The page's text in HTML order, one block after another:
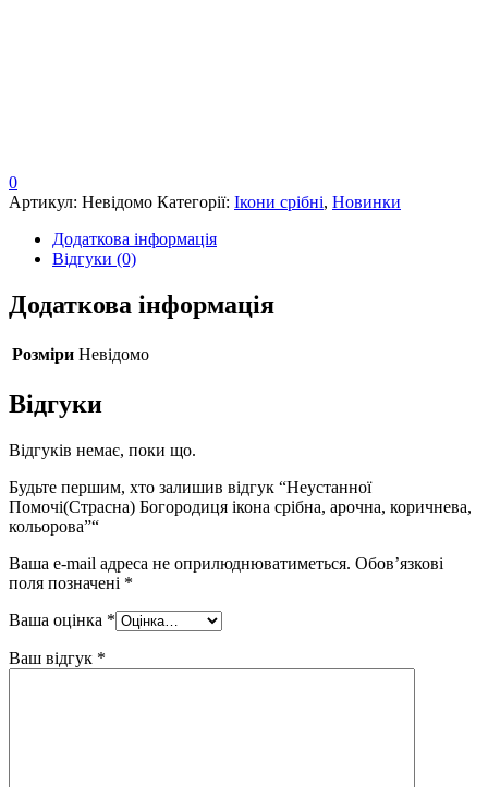
0
Артикул: Невідомо Категорії: Ікони срібні, Новинки
Додаткова інформація
Відгуки (0)
Додаткова інформація
Розміри Невідомо
Відгуки
Відгуків немає, поки що.
Будьте першим, хто залишив відгук “Неустанної
Помочі(Страсна) Богородиця ікона срібна, арочна, коричнева,
кольорова”“
Ваша e-mail адреса не оприлюднюватиметься. Обов’язкові
поля позначені *
Ваша оцінка *
Ваш відгук *